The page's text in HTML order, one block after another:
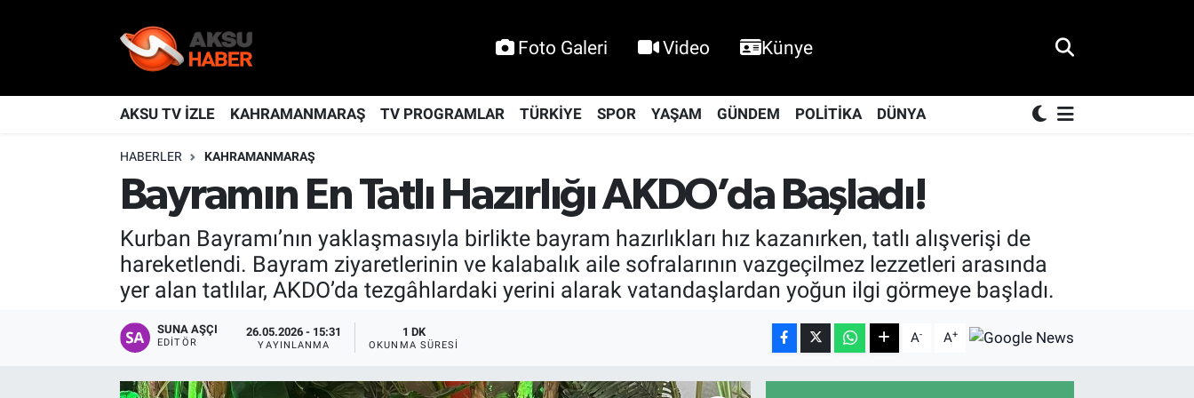
Foto Galeri Video Künye
AKSU TV İZLE KAHRAMANMARAŞ TV PROGRAMLAR TÜRKİYE SPOR YAŞAM GÜNDEM POLİTİKA DÜNYA
HABERLER KAHRAMANMARAŞ
Bayramın En Tatlı Hazırlığı AKDO’da Başladı!
Kurban Bayramı’nın yaklaşmasıyla birlikte bayram hazırlıkları hız kazanırken, tatlı alışverişi de
hareketlendi. Bayram ziyaretlerinin ve kalabalık aile sofralarının vazgeçilmez lezzetleri arasında
yer alan tatlılar, AKDO’da tezgâhlardaki yerini alarak vatandaşlardan yoğun ilgi görmeye başladı.
SUNA AŞÇI
EDITÖR
26.05.2026 - 15:31
YAYINLANMA
1 DK
OKUNMA SÜRESI A- A+
KAHRAMANMARAŞ
Nöbetçi Eczaneler
Hava Durumu
Kahramanmaraş Namaz Vakitleri
Trafik Durumu
TFF 2.Lig Kırmızı Grup Puan Durumu ve Fikstür
Tüm Manşetler
Son Dakika Haberleri
Haber Arşivi